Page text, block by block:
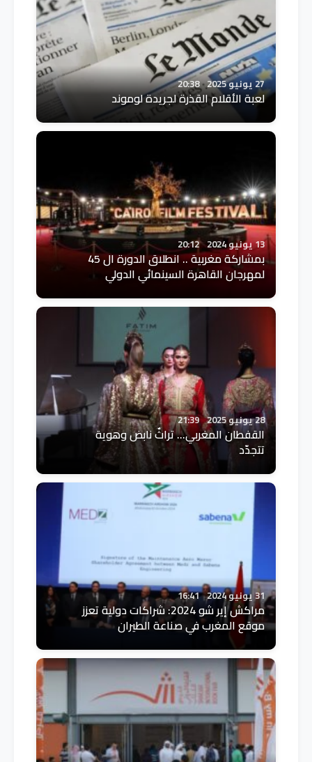
27 يونيو 2025 20:38
لعبة الأقلام القذرة لجريدة لوموند
13 يونيو 2024 20:12
بمشاركة مغربية .. انطلاق الدورة ال 45
لمهرجان القاهرة السينمائي الدولي
28 يونيو 2025 21:39
القفطان المغربي… تراثٌ نابض وهوية
تتجدّد
31 يونيو 2024 16:41
مراكش إير شو 2024: شراكات دولية تعزز
موقع المغرب في صناعة الطيران